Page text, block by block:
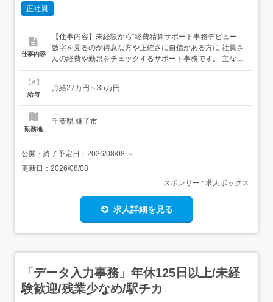
正社員
仕事内容
【仕事内容】未経験から“経費精算サポート事務デビュー
数字を見るのが得意な方や正確さに自信がある方に 社員さ
んの経費や勤怠をチェックするサポート事務です。 主なお
仕事・経費精算データの入力・確認・勤怠情報のチェッ
すさ・土日祝休み/完全週休2日制・残業ほぼなしでプライ
給与
月給27万円～35万円
勤務地
千葉県 銚子市
公開・終了予定日： 2026/08/08 ～
更新日： 2026/08/08
スポンサー : 求人ボックス
求人詳細を見る
「データ入力事務」年休125日以上/未経
験歓迎/残業少なめ/駅チカ